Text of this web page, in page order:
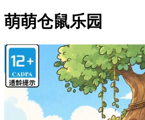
萌萌仓鼠乐园